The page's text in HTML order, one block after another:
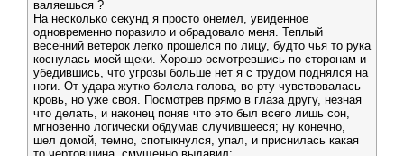
валяешься ?
На несколько секунд я просто онемел, увиденное
одновременно поразило и обрадовало меня. Теплый
весенний ветерок легко прошелся по лицу, будто чья то рука
коснулась моей щеки. Хорошо осмотревшись по сторонам и
убедившись, что угрозы больше нет я с трудом поднялся на
ноги. От удара жутко болела голова, во рту чувствовалась
кровь, но уже своя. Посмотрев прямо в глаза другу, незная
что делать, и наконец поняв что это был всего лишь сон,
мгновенно логически обдумав случившееся; ну конечно,
шел домой, темно, спотыкнулся, упал, и приснилась какая